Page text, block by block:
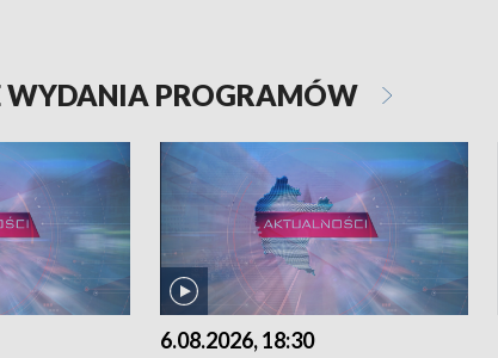
WYDANIA PROGRAMÓW
6.08.2026, 18:30